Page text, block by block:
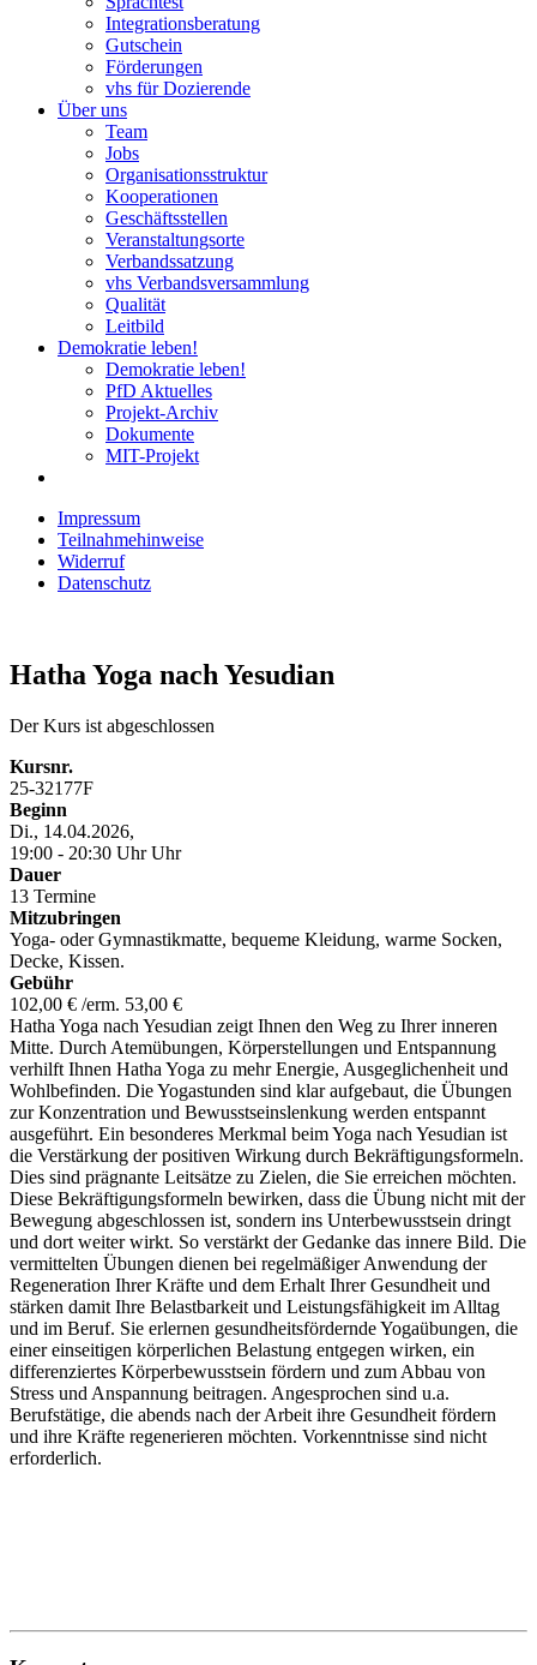
Integrationsberatung
Gutschein
Förderungen
vhs für Dozierende
Über uns
Team
Jobs
Organisationsstruktur
Kooperationen
Geschäftsstellen
Veranstaltungsorte
Verbandssatzung
vhs Verbandsversammlung
Qualität
Leitbild
Demokratie leben!
Demokratie leben!
PfD Aktuelles
Projekt-Archiv
Dokumente
MIT-Projekt
Impressum
Teilnahmehinweise
Widerruf
Datenschutz
Hatha Yoga nach Yesudian
Der Kurs ist abgeschlossen
Kursnr.
25-32177F
Beginn
Di., 14.04.2026,
19:00 - 20:30 Uhr Uhr
Dauer
13 Termine
Mitzubringen
Yoga- oder Gymnastikmatte, bequeme Kleidung, warme Socken,
Decke, Kissen.
Gebühr
102,00 € /erm. 53,00 €
Hatha Yoga nach Yesudian zeigt Ihnen den Weg zu Ihrer inneren
Mitte. Durch Atemübungen, Körperstellungen und Entspannung
verhilft Ihnen Hatha Yoga zu mehr Energie, Ausgeglichenheit und
Wohlbefinden. Die Yogastunden sind klar aufgebaut, die Übungen
zur Konzentration und Bewusstseinslenkung werden entspannt
ausgeführt. Ein besonderes Merkmal beim Yoga nach Yesudian ist
die Verstärkung der positiven Wirkung durch Bekräftigungsformeln.
Dies sind prägnante Leitsätze zu Zielen, die Sie erreichen möchten.
Diese Bekräftigungsformeln bewirken, dass die Übung nicht mit der
Bewegung abgeschlossen ist, sondern ins Unterbewusstsein dringt
und dort weiter wirkt. So verstärkt der Gedanke das innere Bild. Die
vermittelten Übungen dienen bei regelmäßiger Anwendung der
Regeneration Ihrer Kräfte und dem Erhalt Ihrer Gesundheit und
stärken damit Ihre Belastbarkeit und Leistungsfähigkeit im Alltag
und im Beruf. Sie erlernen gesundheitsfördernde Yogaübungen, die
einer einseitigen körperlichen Belastung entgegen wirken, ein
differenziertes Körperbewusstsein fördern und zum Abbau von
Stress und Anspannung beitragen. Angesprochen sind u.a.
Berufstätige, die abends nach der Arbeit ihre Gesundheit fördern
und ihre Kräfte regenerieren möchten. Vorkenntnisse sind nicht
erforderlich.